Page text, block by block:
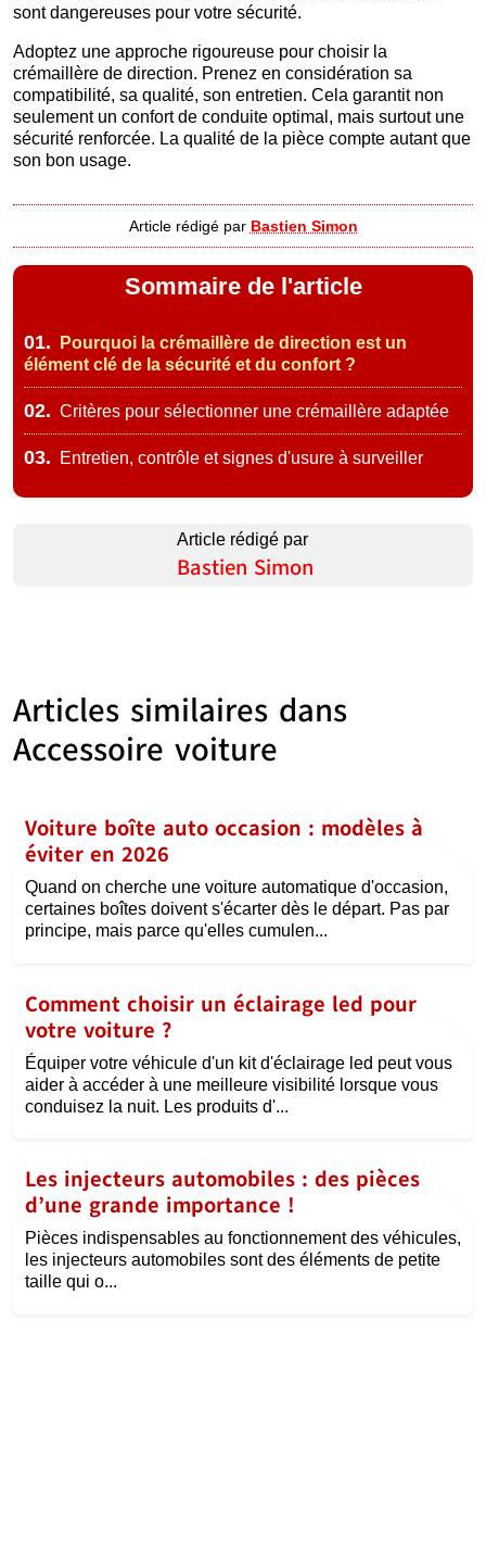
sont dangereuses pour votre sécurité.
Adoptez une approche rigoureuse pour choisir la
crémaillère de direction. Prenez en considération sa
compatibilité, sa qualité, son entretien. Cela garantit non
seulement un confort de conduite optimal, mais surtout une
sécurité renforcée. La qualité de la pièce compte autant que
son bon usage.
Article rédigé par Bastien Simon
Sommaire de l'article
01.
Pourquoi la crémaillère de direction est un
élément clé de la sécurité et du confort ?
02. Critères pour sélectionner une crémaillère adaptée
03. Entretien, contrôle et signes d'usure à surveiller
Article rédigé par
Bastien Simon
Articles similaires dans
Accessoire voiture
Voiture boîte auto occasion : modèles à
éviter en 2026
Quand on cherche une voiture automatique d'occasion,
certaines boîtes doivent s'écarter dès le départ. Pas par
principe, mais parce qu'elles cumulen...
Comment choisir un éclairage led pour
votre voiture ?
Équiper votre véhicule d'un kit d'éclairage led peut vous
aider à accéder à une meilleure visibilité lorsque vous
conduisez la nuit. Les produits d'...
Les injecteurs automobiles : des pièces
d’une grande importance !
Pièces indispensables au fonctionnement des véhicules,
les injecteurs automobiles sont des éléments de petite
taille qui o...